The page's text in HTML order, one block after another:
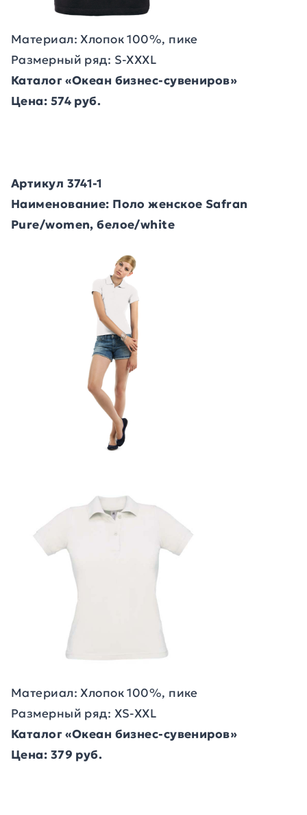
Материал: Хлопок 100%, пике
Размерный ряд: S-XXXL
Каталог «Океан бизнес-сувениров»
Цена: 574 руб.
Артикул 3741-1
Наименование: Поло женское Safran
Pure/women, белое/white
Материал: Хлопок 100%, пике
Размерный ряд: XS-XXL
Каталог «Океан бизнес-сувениров»
Цена: 379 руб.